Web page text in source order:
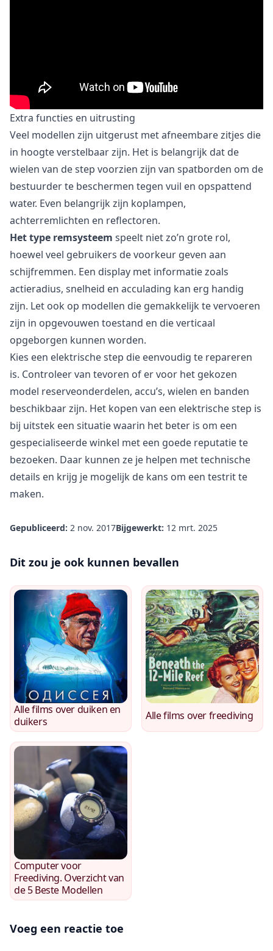
Extra functies en uitrusting
Veel modellen zijn uitgerust met afneembare zitjes die
in hoogte verstelbaar zijn. Het is belangrijk dat de
wielen van de step voorzien zijn van spatborden om de
bestuurder te beschermen tegen vuil en opspattend
water. Even belangrijk zijn koplampen,
achterremlichten en reflectoren.
Het type remsysteem speelt niet zo’n grote rol,
hoewel veel gebruikers de voorkeur geven aan
schijfremmen. Een display met informatie zoals
actieradius, snelheid en acculading kan erg handig
zijn. Let ook op modellen die gemakkelijk te vervoeren
zijn in opgevouwen toestand en die verticaal
opgeborgen kunnen worden.
Kies een elektrische step die eenvoudig te repareren
is. Controleer van tevoren of er voor het gekozen
model reserveonderdelen, accu’s, wielen en banden
beschikbaar zijn. Het kopen van een elektrische step is
bij uitstek een situatie waarin het beter is om een
gespecialiseerde winkel met een goede reputatie te
bezoeken. Daar kunnen ze je helpen met technische
details en krijg je mogelijk de kans om een testrit te
maken.
Gepubliceerd: 2 nov. 2017Bijgewerkt: 12 mrt. 2025
Dit zou je ook kunnen bevallen
Alle films over duiken en
duikers
Alle films over freediving
Computer voor
Freediving. Overzicht van
de 5 Beste Modellen
Voeg een reactie toe